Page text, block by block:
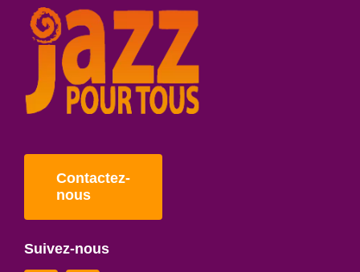
Contactez-
nous
Suivez-nous